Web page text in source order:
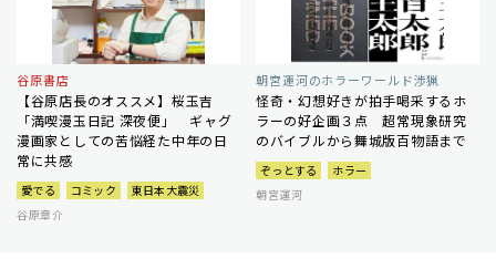
谷原書店
【谷原店長のオススメ】桜玉吉
「満喫漫玉日記 深夜便」 ギャグ
漫画家としての苦悩経た中年の日
常に共感
愛でる コミック
東日本大震災
谷原章介
朝宮運河のホラーワールド渉猟
怪奇・幻想好きが拍手喝采するホ
ラーの好企画３点 超常現象研究
のバイブルから舞城版百物語まで
ぞっとする
ホラー
朝宮運河